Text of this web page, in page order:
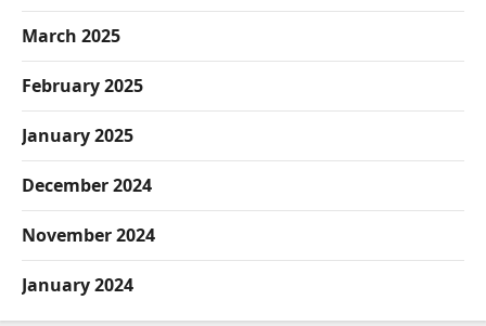
March 2025
February 2025
January 2025
December 2024
November 2024
January 2024